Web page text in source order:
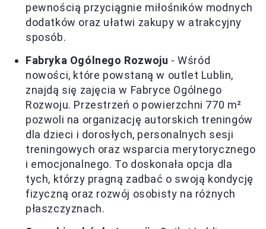
pewnością przyciągnie miłośników modnych
dodatków oraz ułatwi zakupy w atrakcyjny
sposób.
Fabryka Ogólnego Rozwoju - Wśród
nowości, które powstaną w outlet Lublin,
znajdą się zajęcia w Fabryce Ogólnego
Rozwoju. Przestrzeń o powierzchni 770 m²
pozwoli na organizację autorskich treningów
dla dzieci i dorosłych, personalnych sesji
treningowych oraz wsparcia merytorycznego
i emocjonalnego. To doskonała opcja dla
tych, którzy pragną zadbać o swoją kondycję
fizyczną oraz rozwój osobisty na różnych
płaszczyznach.